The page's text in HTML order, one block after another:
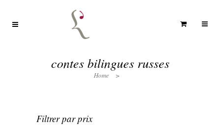
contes bilingues russes
Home >
Filtrer par prix